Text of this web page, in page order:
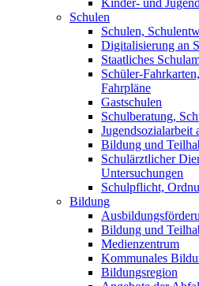
Schulen
Schulen,
Digitalisierung an
Staatliches
Schüler-
Fahrpläne
Gastschulen
Schulberatung,
Jugendsozialarbeit
Bildung und
Schulärztlicher
Untersuchungen
Schulpflicht,
Bildung
Bildung und
Medienzentrum
Kommunales
Bildungsregion